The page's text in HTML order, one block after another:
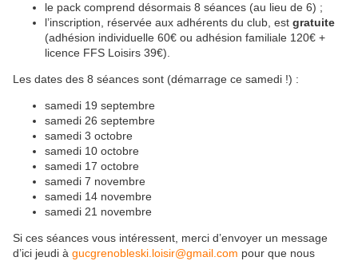
le pack comprend désormais 8 séances (au lieu de 6) ;
l’inscription, réservée aux adhérents du club, est gratuite
(adhésion individuelle 60€ ou adhésion familiale 120€ +
licence FFS Loisirs 39€).
Les dates des 8 séances sont (démarrage ce samedi !) :
samedi 19 septembre
samedi 26 septembre
samedi 3 octobre
samedi 10 octobre
samedi 17 octobre
samedi 7 novembre
samedi 14 novembre
samedi 21 novembre
Si ces séances vous intéressent, merci d’envoyer un message
d’ici jeudi à gucgrenobleski.loisir@gmail.com pour que nous